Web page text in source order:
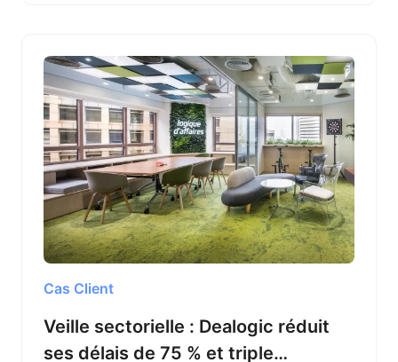
Cas Client
Veille sectorielle : Dealogic réduit
ses délais de 75 % et triple